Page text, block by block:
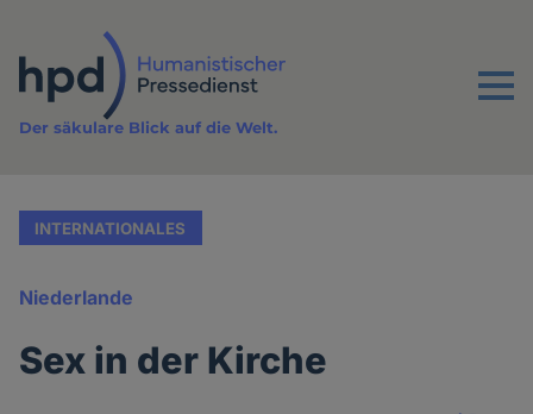
Inhalt
Menu
Der säkulare Blick auf die Welt.
INTERNATIONALES
Niederlande
Sex in der Kirche